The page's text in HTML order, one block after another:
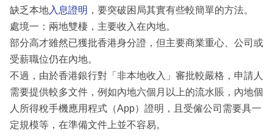
缺乏本地入息證明 ，要突破困局其實有些較簡單的方法。
處境一：兩地雙棲，主要收入在內地。
部分高才雖然已獲批香港身分證，但主要商業重心、公司或
受薪職位仍在內地。
不過，由於香港銀行對「非本地收入」審批較嚴格，申請人
需要提供較多文件，例如內地六個月以上的流水賬，內地個
人所得稅手機應用程式（App）證明，且受僱公司需要具一
定規模等，在準備文件上並不容易。